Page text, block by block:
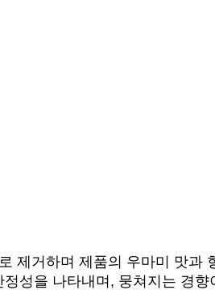
제거하며 제품의 우마미 맛과
성을 나타내며, 뭉쳐지는 경향